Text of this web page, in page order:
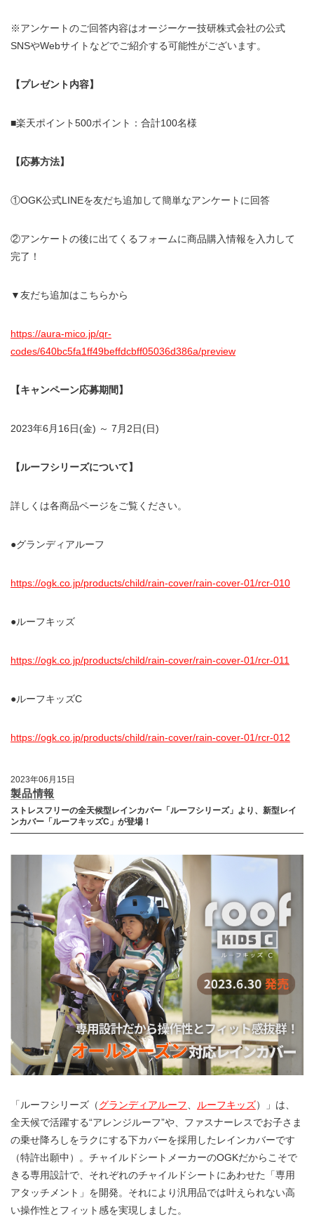
※アンケートのご回答内容はオージーケー技研株式会社の公式
SNSやWebサイトなどでご紹介する可能性がございます。
【プレゼント内容】
■楽天ポイント500ポイント：合計100名様
【応募方法】
①OGK公式LINEを友だち追加して簡単なアンケートに回答
②アンケートの後に出てくるフォームに商品購入情報を入力して
完了！
▼友だち追加はこちらから
https://aura-mico.jp/qr-
codes/640bc5fa1ff49beffdcbff05036d386a/preview
【キャンペーン応募期間】
2023年6月16日(金) ～ 7月2日(日)
【ルーフシリーズについて】
詳しくは各商品ページをご覧ください。
●グランディアルーフ
https://ogk.co.jp/products/child/rain-cover/rain-cover-01/rcr-010
●ルーフキッズ
https://ogk.co.jp/products/child/rain-cover/rain-cover-01/rcr-011
●ルーフキッズC
https://ogk.co.jp/products/child/rain-cover/rain-cover-01/rcr-012
2023年06月15日
製品情報
ストレスフリーの全天候型レインカバー「ルーフシリーズ」より、新型レイ
ンカバー「ルーフキッズC」が登場！
「ルーフシリーズ（グランディアルーフ ルーフキッズ）」は、
全天候で活躍する“アレンジルーフ”や、ファスナーレスでお子さま
の乗せ降ろしをラクにする下カバーを採用したレインカバーです
（特許出願中）。チャイルドシートメーカーのOGKだからこそで
きる専用設計で、それぞれのチャイルドシートにあわせた「専用
アタッチメント」を開発。それにより汎用品では叶えられない高
い操作性とフィット感を実現しました。